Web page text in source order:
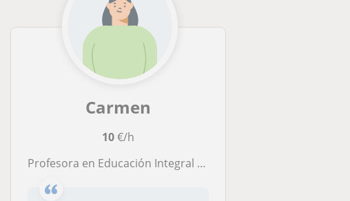
Carmen
10€/h
Profesora en Educación Integral (en mi país) con mas de 9 años de experiencia.